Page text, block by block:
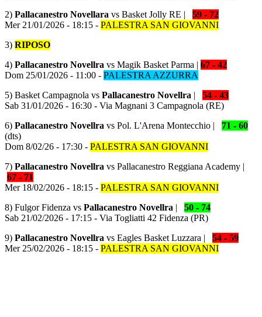
2) Pallacanestro Novellara vs Basket Jolly RE | 59 - 72
Mer 21/01/2026 - 18:15 - PALESTRA SAN GIOVANNI
3) RIPOSO
4) Pallacanestro Novellra vs Magik Basket Parma | 67 - 42
Dom 25/01/2026 - 11:00 - PALESTRA AZZURRA
5) Basket Campagnola vs Pallacanestro Novellra | 54 - 43
Sab 31/01/2026 - 16:30 - Via Magnani 3 Campagnola (RE)
6) Pallacanestro Novellra vs Pol. L'Arena Montecchio | 71 - 60
(dts)
Dom 8/02/26 - 17:30 - PALESTRA SAN GIOVANNI
7) Pallacanestro Novellra vs Pallacanestro Reggiana Academy |
67 - 71
Mer 18/02/2026 - 18:15 - PALESTRA SAN GIOVANNI
8) Fulgor Fidenza vs Pallacanestro Novellra | 50 - 74
Sab 21/02/2026 - 17:15 - Via Togliatti 42 Fidenza (PR)
9) Pallacanestro Novellra vs Eagles Basket Luzzara | 54 - 59
Mer 25/02/2026 - 18:15 - PALESTRA SAN GIOVANNI